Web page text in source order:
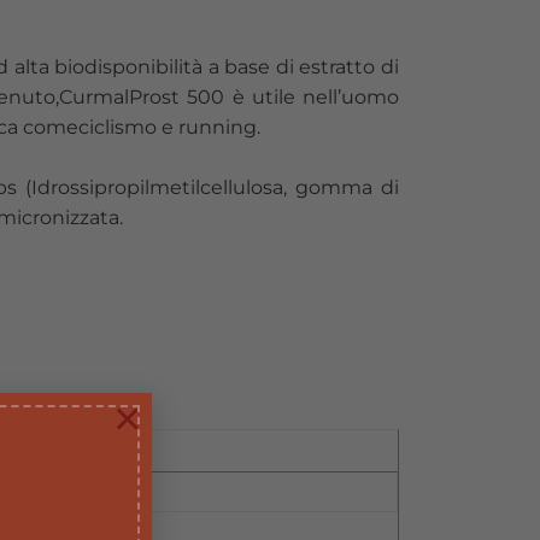
×
biodisponibilità a base di estratto di
500 è utile nell’uomo
comeciclismo e running.
(Idrossipropilmetilcellulosa, gomma di
500 mg